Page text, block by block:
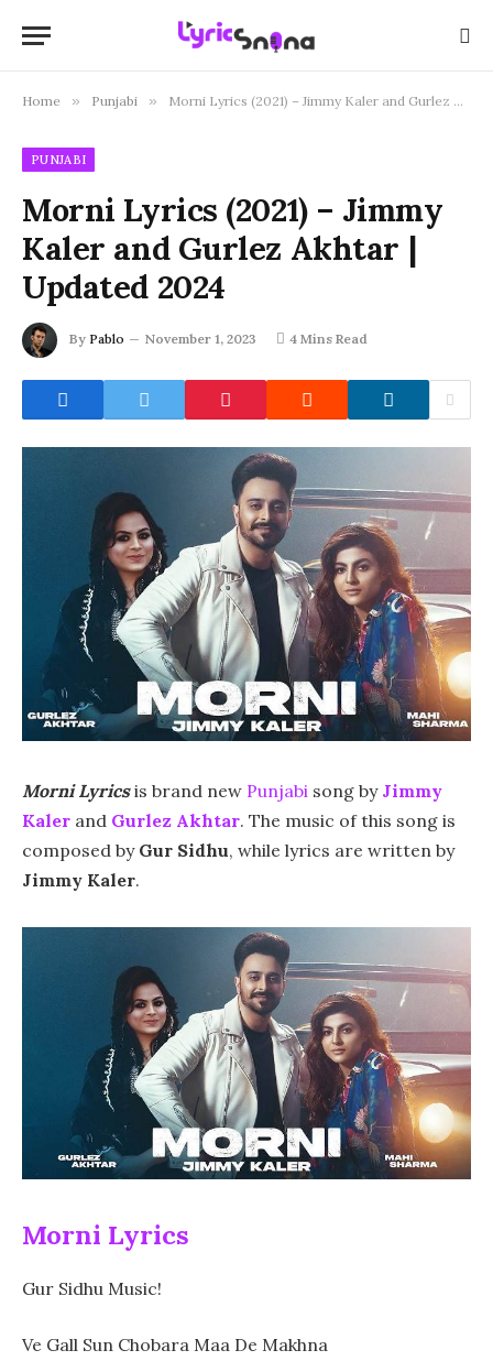
Home » Punjabi » Morni Lyrics (2021) – Jimmy Kaler and Gurlez Akhtar | Updated 2024
PUNJABI
Morni Lyrics (2021) – Jimmy
Kaler and Gurlez Akhtar |
Updated 2024
By Pablo November 1, 2023 4 Mins Read
Morni Lyricsis brand new Punjabi song by Jimmy
Kaler and Gurlez Akhtar. The music of this song is
composed by Gur Sidhu, while lyrics are written by
Jimmy Kaler.
Morni Lyrics
Gur Sidhu Music!
Ve Gall Sun Chobara Maa De Makhna